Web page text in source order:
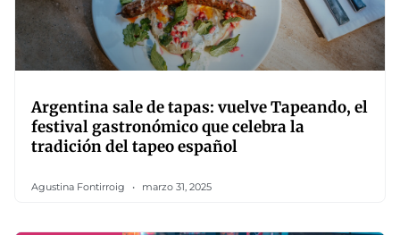
Argentina sale de tapas: vuelve Tapeando, el
festival gastronómico que celebra la
tradición del tapeo español
Agustina Fontirroig marzo 31, 2025